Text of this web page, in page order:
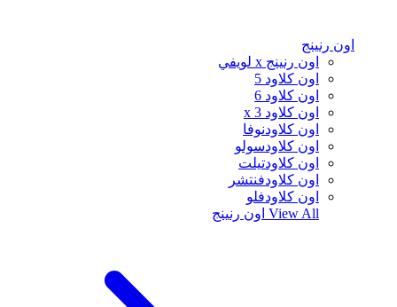
اون رنينج
اون رنينج x لويفي
اون كلاود 5
اون كلاود 6
اون كلاود x 3
اون كلاودنوفا
اون كلاودسولو
اون كلاودتيلت
اون كلاودفنتشر
اون كلاودفلو
View All اون رنينج